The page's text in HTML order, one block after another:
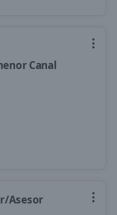
Canal
Asesor